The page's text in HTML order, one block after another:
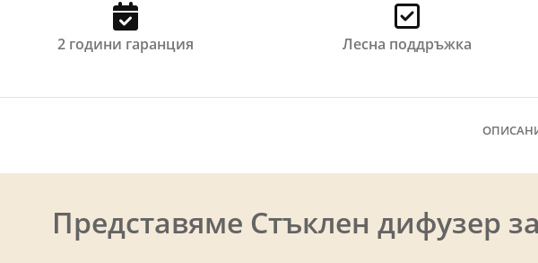
2 години гаранция Лесна поддръжка
Представяме Стъклен дифузер